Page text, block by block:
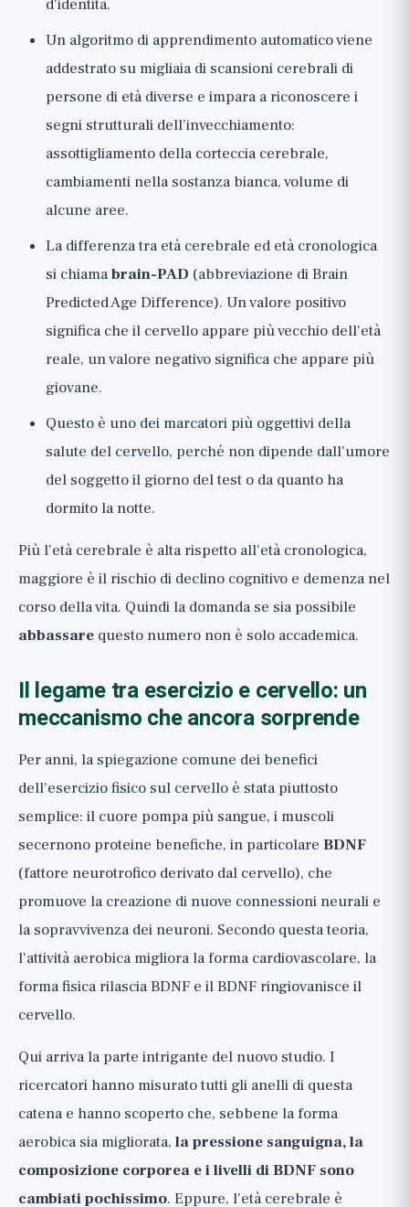
d'identità.
Un algoritmo di apprendimento automatico viene
addestrato su migliaia di scansioni cerebrali di
persone di età diverse e impara a riconoscere i
segni strutturali dell'invecchiamento:
assottigliamento della corteccia cerebrale,
cambiamenti nella sostanza bianca, volume di
alcune aree.
La differenza tra età cerebrale ed età cronologica
si chiamabrain-PAD (abbreviazione di Brain
Predicted Age Difference). Un valore positivo
significa che il cervello appare più vecchio dell'età
reale, un valore negativo significa che appare più
giovane.
Questo è uno dei marcatori più oggettivi della
salute del cervello, perché non dipende dall'umore
del soggetto il giorno del test o da quanto ha
dormito la notte.
Più l'età cerebrale è alta rispetto all'età cronologica,
maggiore è il rischio di declino cognitivo e demenza nel
corso della vita. Quindi la domanda se sia possibile
abbassare questo numero non è solo accademica.
Il legame tra esercizio e cervello: un
meccanismo che ancora sorprende
Per anni, la spiegazione comune dei benefici
dell'esercizio fisico sul cervello è stata piuttosto
semplice: il cuore pompa più sangue, i muscoli
secernono proteine benefiche, in particolare BDNF
(fattore neurotrofico derivato dal cervello), che
promuove la creazione di nuove connessioni neurali e
la sopravvivenza dei neuroni. Secondo questa teoria,
l'attività aerobica migliora la forma cardiovascolare, la
forma fisica rilascia BDNF e il BDNF ringiovanisce il
cervello.
Qui arriva la parte intrigante del nuovo studio. I
ricercatori hanno misurato tutti gli anelli di questa
catena e hanno scoperto che, sebbene la forma
aerobica sia migliorata, la pressione sanguigna, la
composizione corporea e i livelli di BDNF sono
cambiati pochissimo. Eppure, l'età cerebrale è